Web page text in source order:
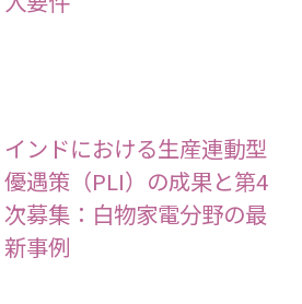
インドにおける生産連動型
優遇策（PLI）の成果と第4
次募集：白物家電分野の最
新事例